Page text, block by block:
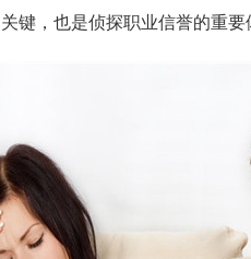
，也是侦探职业信誉的重要